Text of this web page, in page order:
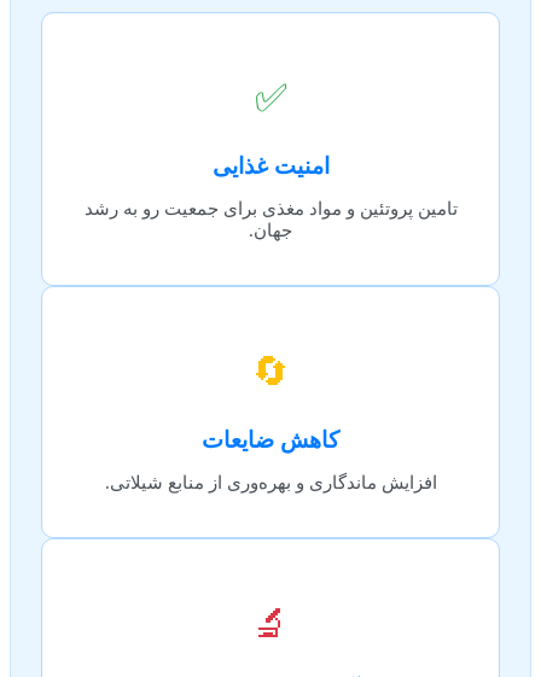
✅
امنیت غذایی
تامین پروتئین و مواد مغذی برای جمعیت رو به رشد
جهان.
🔄
کاهش ضایعات
افزایش ماندگاری و بهره‌وری از منابع شیلاتی.
🔬